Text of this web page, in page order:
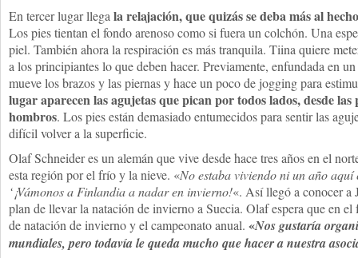
En tercer lugar llega la relajación, que quizás se deba más al
Los pies tientan el fondo arenoso como si fuera un colchón. Una
piel. También ahora la respiración es más tranquila. Tiina quiere
a los principiantes lo que deben hacer. Previamente, enfundada en
mueve los brazos y las piernas y hace un poco de jogging para
lugar aparecen las agujetas que pican por todos lados, desde las
hombros. Los pies están demasiado entumecidos para sentir las
difícil volver a la superficie.
Olaf Schneider es un alemán que vive desde hace tres años en el
esta región por el frío y la nieve. «No estaba viviendo ni un año
‘¡Vámonos a Finlandia a nadar en invierno!«. Así llegó a conocer a
plan de llevar la natación de invierno a Suecia. Olaf espera que en
de natación de invierno y el campeonato anual. «Nos gustaría
mundiales, pero todavía le queda mucho que hacer a nuestra